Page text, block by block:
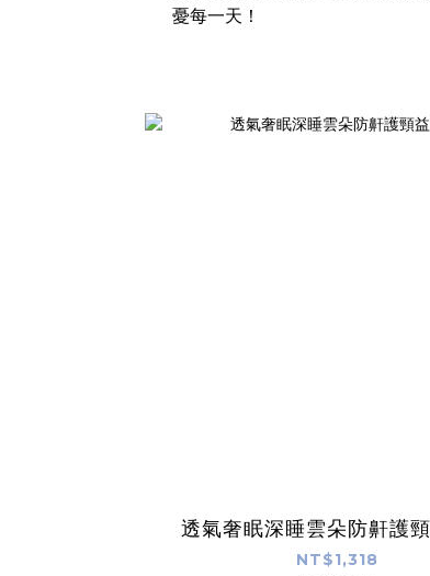
憂每一天！
透氣奢眠深睡雲朵防鼾護
NT$1,318